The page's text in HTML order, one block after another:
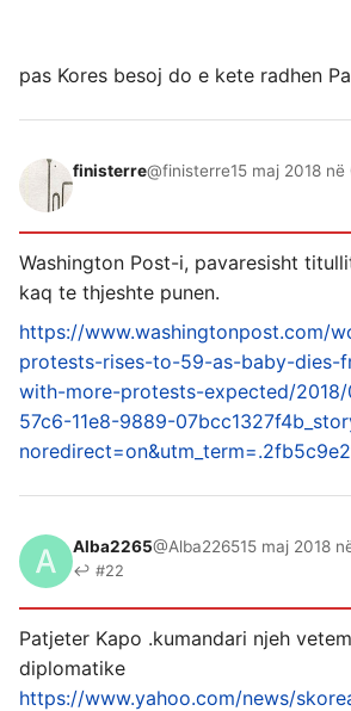
pas Kores besoj do e kete radhen
finisterre@finisterre15 maj 2018
Washington Post-i, pavaresisht
kaq te thjeshte punen.
https://www.washingtonpost.com/
protests-rises-to-59-as-baby-dies-
with-more-protests-expected/
57c6-11e8-9889-
Alba2265@Alba226515 maj 2018
↩ #22
Patjeter Kapo .kumandari njeh
diplomatike
https://www.yahoo.com/news/